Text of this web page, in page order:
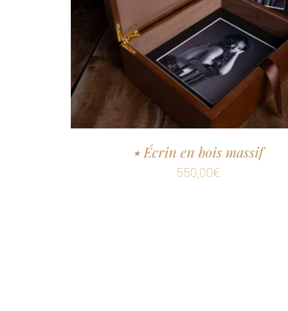
٭ Écrin en bois massif
550,00€